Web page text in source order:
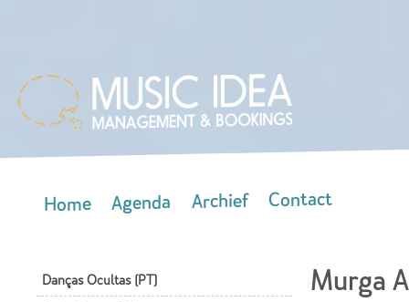
Home Agenda Archief Contact
Danças Ocultas (PT)
Murga